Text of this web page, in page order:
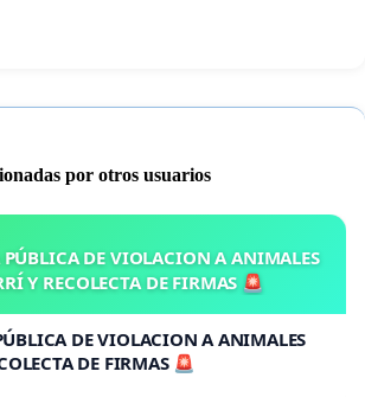
por otros usuarios
DE VIOLACION A ANIMALES
Y RECOLECTA DE FIRMAS 🚨
DE VIOLACION A ANIMALES
DE FIRMAS 🚨